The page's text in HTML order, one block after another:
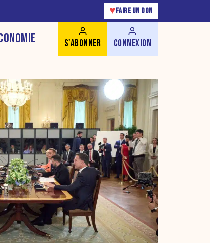
♥ FAIRE UN DON
S'ABONNER CONNEXION